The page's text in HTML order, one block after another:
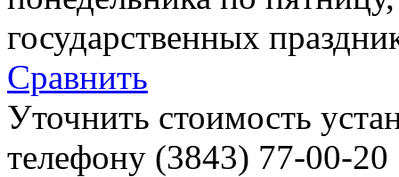
государственных
Сравнить
Уточнить стоимость
телефону (3843) 77-00-20